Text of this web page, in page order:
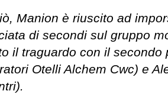
Manion è riuscito ad
di secondi sul gruppo
il traguardo con il secondo
Otelli Alchem Cwc) e